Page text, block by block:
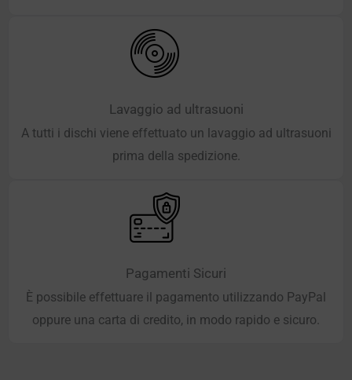
Lavaggio ad ultrasuoni
A tutti i dischi viene effettuato un lavaggio ad ultrasuoni
prima della spedizione.
Pagamenti Sicuri
È possibile effettuare il pagamento utilizzando PayPal
oppure una carta di credito, in modo rapido e sicuro.